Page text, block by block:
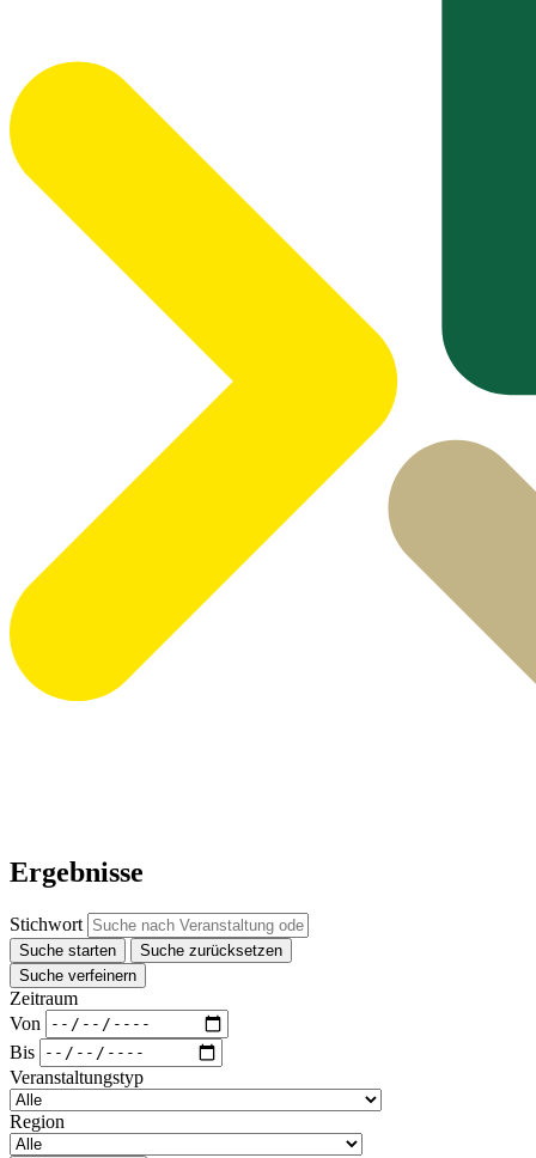
Ergebnisse
Stichwort
Suche starten
Suche zurücksetzen
Suche verfeinern
Zeitraum
Von
Bis
Veranstaltungstyp
Region